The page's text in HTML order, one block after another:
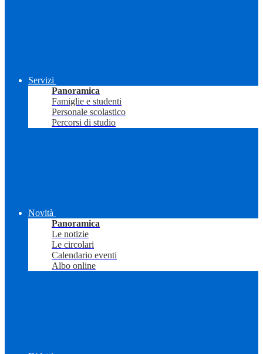
Servizi
Panoramica
Famiglie e studenti
Personale scolastico
Percorsi di studio
Novità
Panoramica
Le notizie
Le circolari
Calendario eventi
Albo online